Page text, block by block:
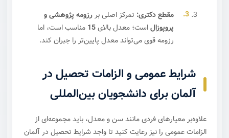
مقطع دکتری: تمرکز اصلی بررزومه پژوهشی و
پروپوزالاست؛ معدل بالای15 مناسب است، اما
رزومه قوی می‌تواند معدل پایین‌تر را جبران کند.
شرایط عمومی و الزامات تحصیل در
آلمان برای دانشجویان بین‌المللی
علاوه‌بر معیارهای فردی مانند سن و معدل، باید مجموعه‌ای از
الزامات عمومی را نیز رعایت کنید تا واجد شرایط تحصیل در آلمان